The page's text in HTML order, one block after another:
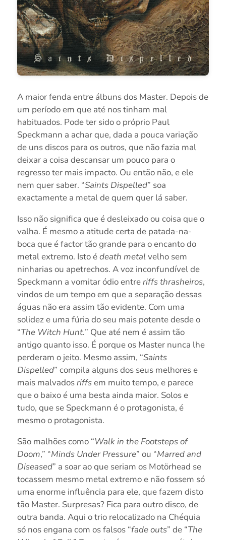
A maior fenda entre álbuns dos Master. Depois de
um período em que até nos tinham mal
habituados. Pode ter sido o próprio Paul
Speckmann a achar que, dada a pouca variação
de uns discos para os outros, que não fazia mal
deixar a coisa descansar um pouco para o
regresso ter mais impacto. Ou então não, e ele
nem quer saber. “Saints Dispelled” soa
exactamente a metal de quem quer lá saber.
Isso não significa que é desleixado ou coisa que o
valha. É mesmo a atitude certa de patada-na-
boca que é factor tão grande para o encanto do
metal extremo. Isto édeath metalvelho sem
ninharias ou apetrechos. A voz inconfundível de
Speckmann a vomitar ódio entreriffs thrasheiros,
vindos de um tempo em que a separação dessas
águas não era assim tão evidente. Com uma
solidez e uma fúria do seu mais potente desde o
“The Witch Hunt.” Que até nem é assim tão
antigo quanto isso. É porque os Master nunca lhe
perderam o jeito. Mesmo assim, “Saints
Dispelled” compila alguns dos seus melhores e
mais malvadosriffsem muito tempo, e parece
que o baixo é uma besta ainda maior. Solos e
tudo, que se Speckmann é o protagonista, é
mesmo o protagonista.
São malhões como “Walk in the Footsteps of
Doom,” “Minds Under Pressure” ou “Marred and
Diseased” a soar ao que seriam os Motörhead se
tocassem mesmo metal extremo e não fossem só
uma enorme influência para ele, que fazem disto
tão Master. Surpresas? Fica para outro disco, de
outra banda. Aqui o trio relocalizado na Chéquia
só nos engana com os falsos “fade outs” de “The